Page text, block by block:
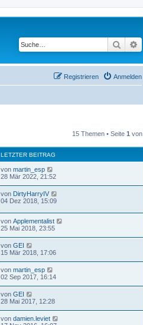
Suche
Anmelden
Registrieren
15 Themen • Seite 1 von
LETZTER BEITRAG
von martin_esp
28 Mär 2022, 21:52
von DirtyHarryIV
04 Dez 2018, 15:09
von Applementalist
25 Mai 2018, 23:55
von GEI
15 Mär 2018, 17:06
von martin_esp
02 Sep 2017, 16:14
von GEI
28 Mai 2017, 12:28
von damien.leviet